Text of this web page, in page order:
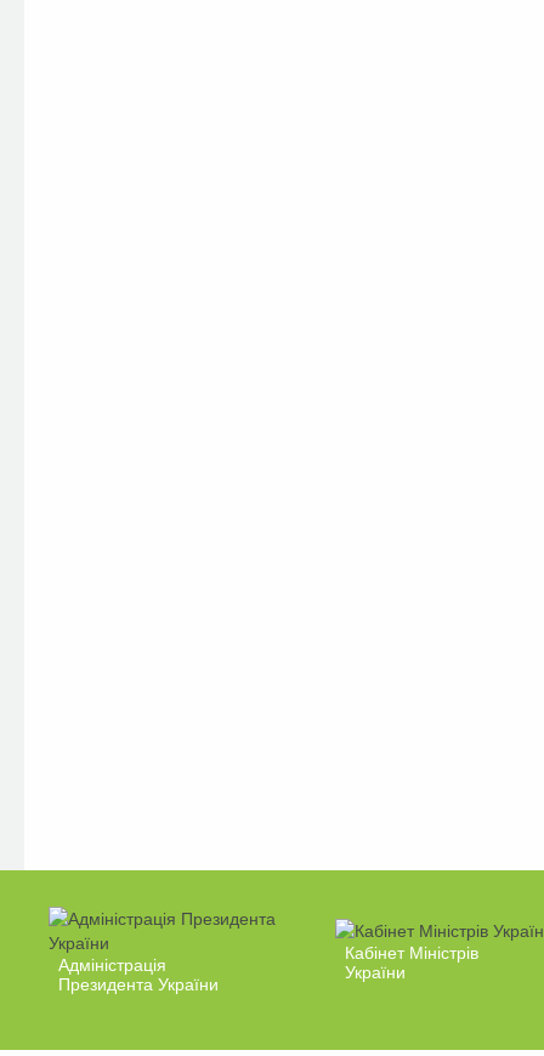
Адміністрація
Президента України
Кабінет Міністрів
України